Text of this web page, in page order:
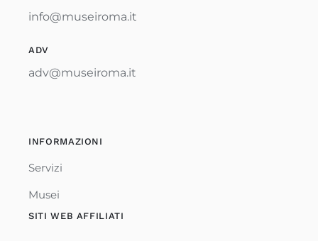
info@museiroma.it
ADV
adv@museiroma.it
INFORMAZIONI
Servizi
Musei
SITI WEB AFFILIATI